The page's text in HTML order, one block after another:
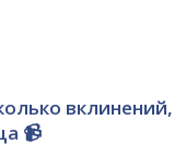
вклинений,
📹